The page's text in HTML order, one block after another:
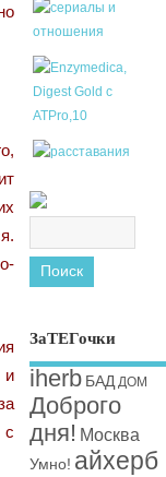
и
с
ЗаТЕГочки
iherb БАД ДОМ
Доброго
дня! Москва
Умно! айхерб